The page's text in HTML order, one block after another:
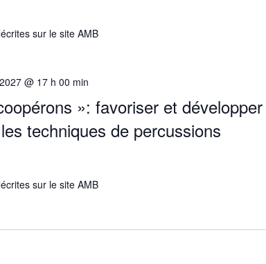
sur le site AMB
»: favoriser et développer
techniques de percussions
@ 17 h 00 min
sur le site AMB